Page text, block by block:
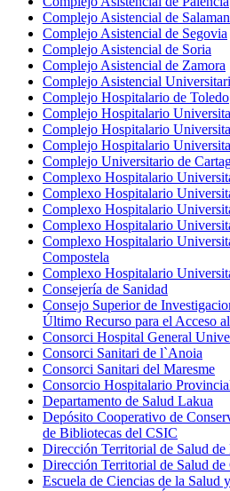
Complejo Asistencial de
Complejo Asistencial de Segovia
Complejo Asistencial de Soria
Complejo Asistencial de Zamora
Complejo Asistencial
Complejo Hospitalario de Toledo
Complejo Hospitalario
Complejo Hospitalario
Complejo Hospitalario
Complejo Universitario de
Complexo Hospitalario
Complexo Hospitalario
Complexo Hospitalario
Complexo Hospitalario
Complexo Hospitalario
Compostela
Complexo Hospitalario
Consejería de Sanidad
Consejo Superior de
Último Recurso para el Acceso
Consorci Hospital General
Consorci Sanitari de l`Anoia
Consorci Sanitari del Maresme
Consorcio Hospitalario
Departamento de Salud Lakua
Depósito Cooperativo de
de Bibliotecas del CSIC
Dirección Territorial de Salud de
Dirección Territorial de Salud de
Escuela de Ciencias de la Salud